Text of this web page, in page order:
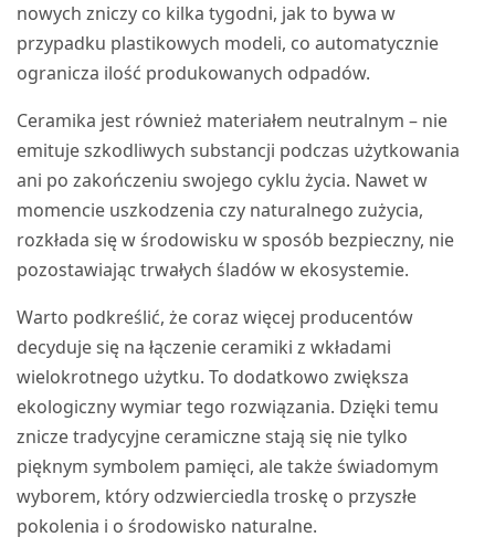
nowych zniczy co kilka tygodni, jak to bywa w
przypadku plastikowych modeli, co automatycznie
ogranicza ilość produkowanych odpadów.
Ceramika jest również materiałem neutralnym – nie
emituje szkodliwych substancji podczas użytkowania
ani po zakończeniu swojego cyklu życia. Nawet w
momencie uszkodzenia czy naturalnego zużycia,
rozkłada się w środowisku w sposób bezpieczny, nie
pozostawiając trwałych śladów w ekosystemie.
Warto podkreślić, że coraz więcej producentów
decyduje się na łączenie ceramiki z wkładami
wielokrotnego użytku. To dodatkowo zwiększa
ekologiczny wymiar tego rozwiązania. Dzięki temu
znicze tradycyjne ceramiczne stają się nie tylko
pięknym symbolem pamięci, ale także świadomym
wyborem, który odzwierciedla troskę o przyszłe
pokolenia i o środowisko naturalne.